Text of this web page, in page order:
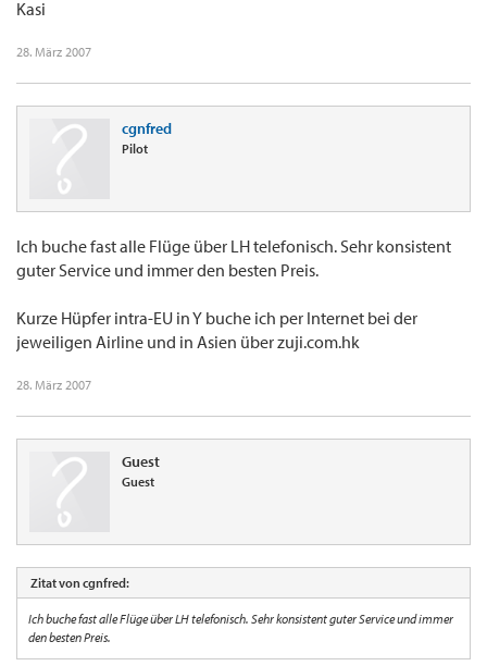
Kasi
28. März 2007
cgnfred
Pilot
Ich buche fast alle Flüge über LH telefonisch. Sehr konsistent
guter Service und immer den besten Preis.
Kurze Hüpfer intra-EU in Y buche ich per Internet bei der
jeweiligen Airline und in Asien über zuji.com.hk
28. März 2007
Guest
Guest
Zitat von cgnfred:
Ich buche fast alle Flüge über LH telefonisch. Sehr konsistent guter Service und immer
den besten Preis.